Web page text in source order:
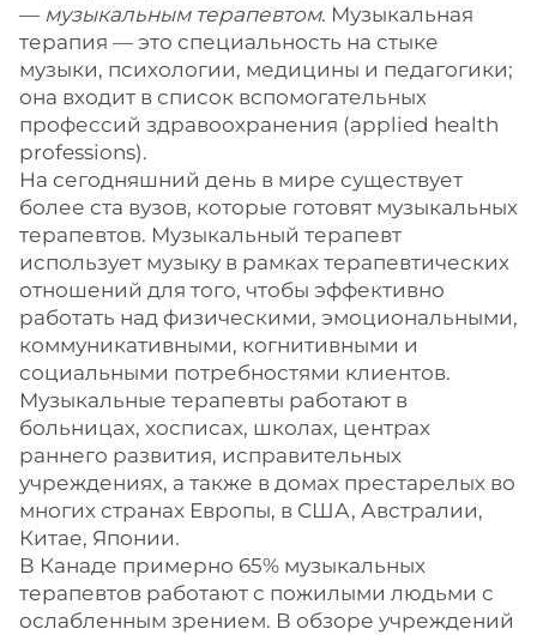
— музыкальным терапевтом. Музыкальная
терапия — это специальность на стыке
музыки, психологии, медицины и педагогики;
она входит в список вспомогательных
профессий здравоохранения (applied health
professions).
На сегодняшний день в мире существует
более ста вузов, которые готовят музыкальных
терапевтов. Музыкальный терапевт
использует музыку в рамках терапевтических
отношений для того, чтобы эффективно
работать над физическими, эмоциональными,
коммуникативными, когнитивными и
социальными потребностями клиентов.
Музыкальные терапевты работают в
больницах, хосписах, школах, центрах
раннего развития, исправительных
учреждениях, а также в домах престарелых во
многих странах Европы, в США, Австралии,
Китае, Японии.
В Канаде примерно 65% музыкальных
терапевтов работают с пожилыми людьми с
ослабленным зрением. В обзоре учреждений